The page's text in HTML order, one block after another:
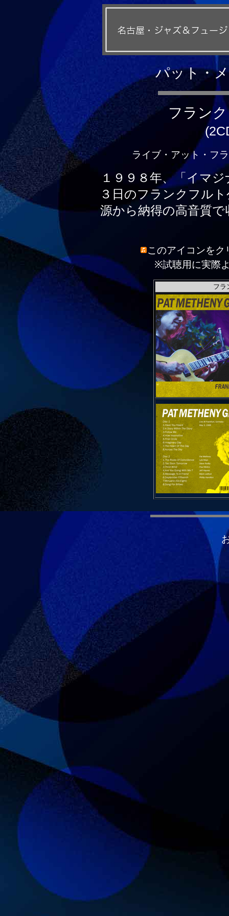
パット・
フラン
ライブ・アット・フ
１９９８年、「イマ
３日のフランクフル
源から納得の高音質
このアイコンを
※試聴用に実際
フラ